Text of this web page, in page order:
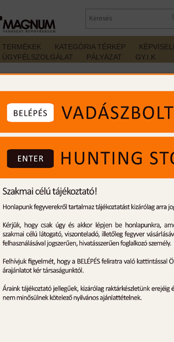
TERMÉKEK KATEGÓRIA TÉRKÉP
ÜGYFÉLSZOLGÁLAT
PÁLYÁZAT GY.I.K
Cudeman vadásztőr 157L